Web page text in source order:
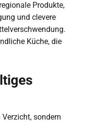
Produkte,
und clevere
Küche, die
sondern